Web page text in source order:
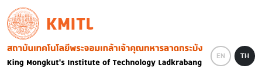
Skip to main content
KMITL
Image
EN TH